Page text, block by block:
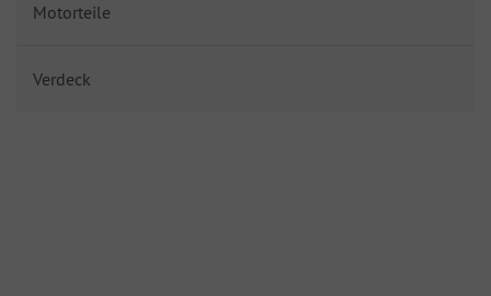
Motorteile
Verdeck